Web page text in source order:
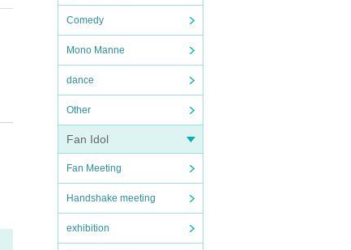
Comedy
Mono Manne
dance
Other
Fan Idol
Fan Meeting
Handshake meeting
exhibition